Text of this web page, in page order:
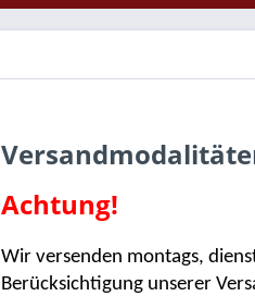
Achtung!
Wir versenden montags,
Berücksichtigung unserer